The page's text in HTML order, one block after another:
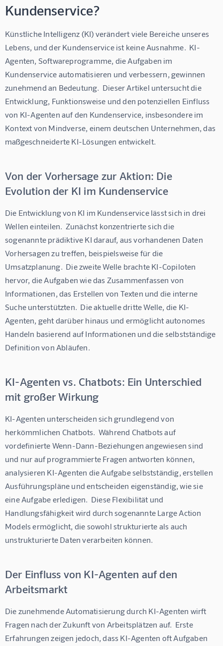
Kundenservice?
Künstliche Intelligenz (KI) verändert viele Bereiche unseres
Lebens, und der Kundenservice ist keine Ausnahme.  KI-
Agenten, Softwareprogramme, die Aufgaben im
Kundenservice automatisieren und verbessern, gewinnen
zunehmend an Bedeutung.  Dieser Artikel untersucht die
Entwicklung, Funktionsweise und den potenziellen Einfluss
von KI-Agenten auf den Kundenservice, insbesondere im
Kontext von Mindverse, einem deutschen Unternehmen, das
maßgeschneiderte KI-Lösungen entwickelt.
Von der Vorhersage zur Aktion: Die
Evolution der KI im Kundenservice
Die Entwicklung von KI im Kundenservice lässt sich in drei
Wellen einteilen.  Zunächst konzentrierte sich die
sogenannte prädiktive KI darauf, aus vorhandenen Daten
Vorhersagen zu treffen, beispielsweise für die
Umsatzplanung.  Die zweite Welle brachte KI-Copiloten
hervor, die Aufgaben wie das Zusammenfassen von
Informationen, das Erstellen von Texten und die interne
Suche unterstützten.  Die aktuelle dritte Welle, die KI-
Agenten, geht darüber hinaus und ermöglicht autonomes
Handeln basierend auf Informationen und die selbstständige
Definition von Abläufen.
KI-Agenten vs. Chatbots: Ein Unterschied
mit großer Wirkung
KI-Agenten unterscheiden sich grundlegend von
herkömmlichen Chatbots.  Während Chatbots auf
vordefinierte Wenn-Dann-Beziehungen angewiesen sind
und nur auf programmierte Fragen antworten können,
analysieren KI-Agenten die Aufgabe selbstständig, erstellen
Ausführungspläne und entscheiden eigenständig, wie sie
eine Aufgabe erledigen.  Diese Flexibilität und
Handlungsfähigkeit wird durch sogenannte Large Action
Models ermöglicht, die sowohl strukturierte als auch
unstrukturierte Daten verarbeiten können.
Der Einfluss von KI-Agenten auf den
Arbeitsmarkt
Die zunehmende Automatisierung durch KI-Agenten wirft
Fragen nach der Zukunft von Arbeitsplätzen auf.  Erste
Erfahrungen zeigen jedoch, dass KI-Agenten oft Aufgaben